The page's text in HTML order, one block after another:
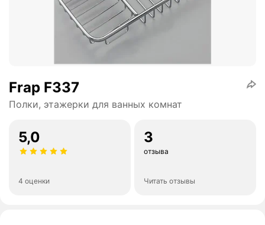
Frap F337
Полки, этажерки для ванных комнат
5,0
4 оценки
3
отзыва
Читать отзывы